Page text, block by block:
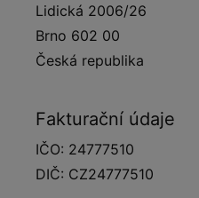
Lidická 2006/26
Brno 602 00
Česká republika
Fakturační údaje
IČO: 24777510
DIČ: CZ24777510